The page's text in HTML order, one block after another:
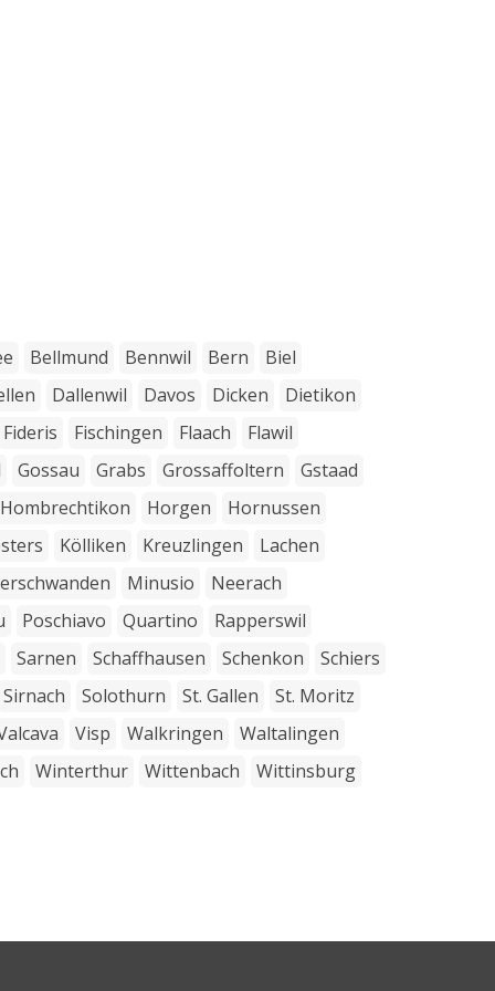
Bellmund Bennwil Bern
Biel
Dallenwil Davos Dicken
Dietikon
Fideris Fischingen Flaach
Flawil
Gossau Grabs Grossaffoltern
Gstaad
Hombrechtikon Horgen
Hornussen
Kölliken Kreuzlingen
Lachen
Minusio
Neerach
Poschiavo Quartino
Rapperswil
Sarnen Schaffhausen Schenkon
Schiers
Sirnach Solothurn St. Gallen
St. Moritz
Visp Walkringen
Waltalingen
Winterthur Wittenbach
Wittinsburg